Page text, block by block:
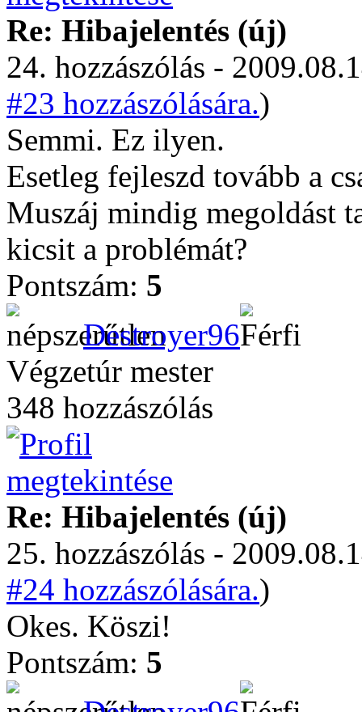
Re: Hibajelentés (új)
24. hozzászólás -
#23 hozzászólására.)
Semmi. Ez ilyen.
Esetleg fejleszd tovább a
Muszáj mindig megoldást
kicsit a problémát?
Pontszám: 5
Destroyer96
Végzetúr mester
348 hozzászólás
Re: Hibajelentés (új)
25. hozzászólás -
#24 hozzászólására.)
Okes. Köszi!
Pontszám: 5